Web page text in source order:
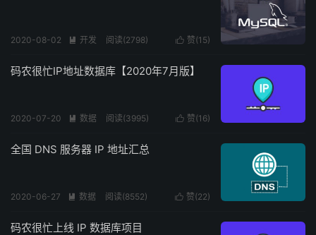
 赞(15)
2020-08-02  开发 阅读(2798)
码农很忙IP地址数据库【2020年7月版】
 赞(16)
2020-07-20  数据 阅读(3995)
全国 DNS 服务器 IP 地址汇总
 赞(22)
2020-06-27  数据 阅读(8552)
码农很忙上线 IP 数据库项目